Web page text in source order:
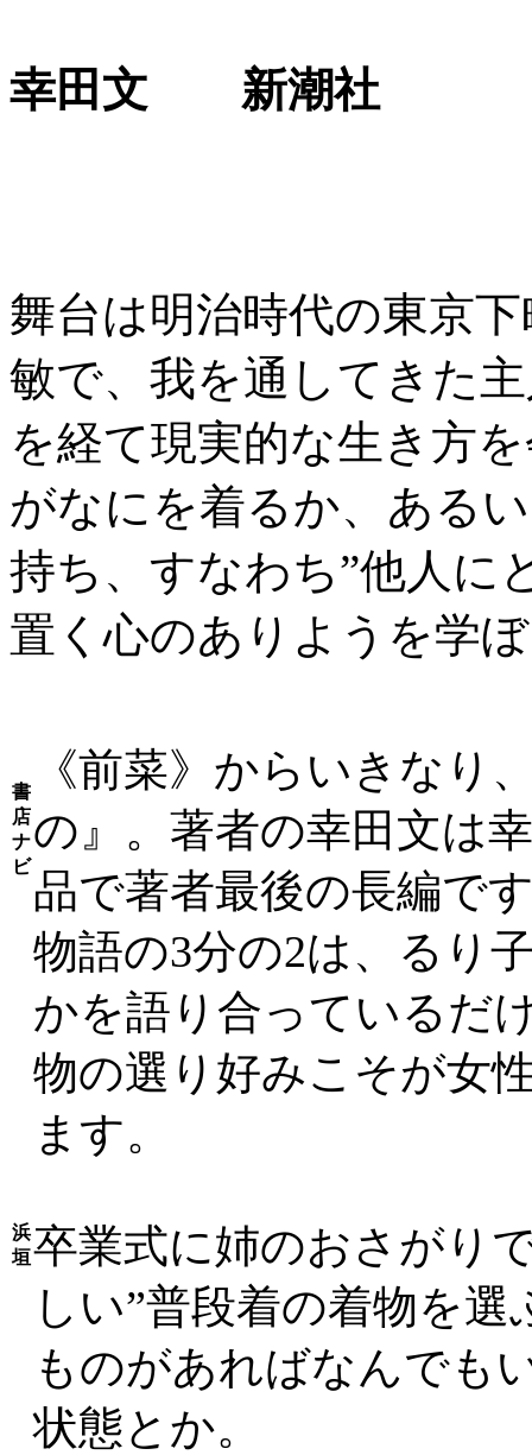
幸田文 新潮社
舞台は明治時代の東京
敏で、我を通してきた
を経て現実的な生き方
がなにを着るか、ある
持ち、すなわち”他人に
置く心のありようを学
書
店
ナ
ビ
《前菜》からいきなり
の』。著者の幸田文は
品で著者最後の長編で
浜
垣
物語の3分の2は、るり
かを語り合っているだ
物の選り好みこそが女
ます。
卒業式に姉のおさがり
しい”普段着の着物を
ものがあればなんでも
状態とか。